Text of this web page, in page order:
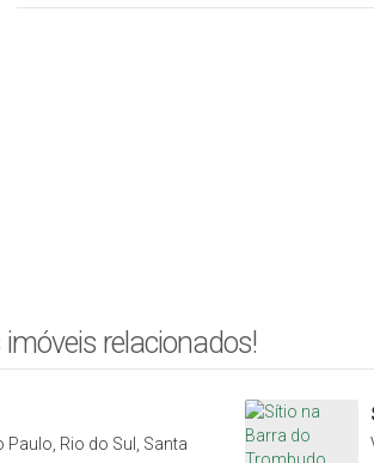
imóveis relacionados!
Paulo, Rio do Sul, Santa